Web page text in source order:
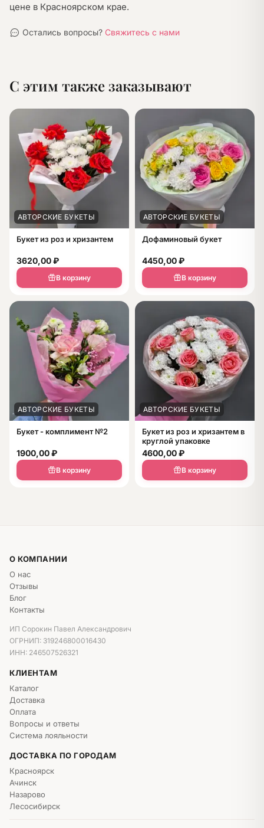
цене в Красноярском крае.
Остались вопросы? Свяжитесь с нами
С этим также заказывают
АВТОРСКИЕ БУКЕТЫ
Букет из роз и хризантем
3620,00₽
В корзину
АВТОРСКИЕ БУКЕТЫ
Дофаминовый букет
4450,00₽
В корзину
АВТОРСКИЕ БУКЕТЫ
Букет - комплимент №2
1900,00₽
В корзину
АВТОРСКИЕ БУКЕТЫ
Букет из роз и хризантем в
круглой упаковке
4600,00₽
В корзину
О КОМПАНИИ
О нас
Отзывы
Блог
Контакты
ИП Сорокин Павел Александрович
ОГРНИП: 319246800016430
ИНН: 246507526321
КЛИЕНТАМ
Каталог
Доставка
Оплата
Вопросы и ответы
Система лояльности
ДОСТАВКА ПО ГОРОДАМ
Красноярск
Ачинск
Назарово
Лесосибирск